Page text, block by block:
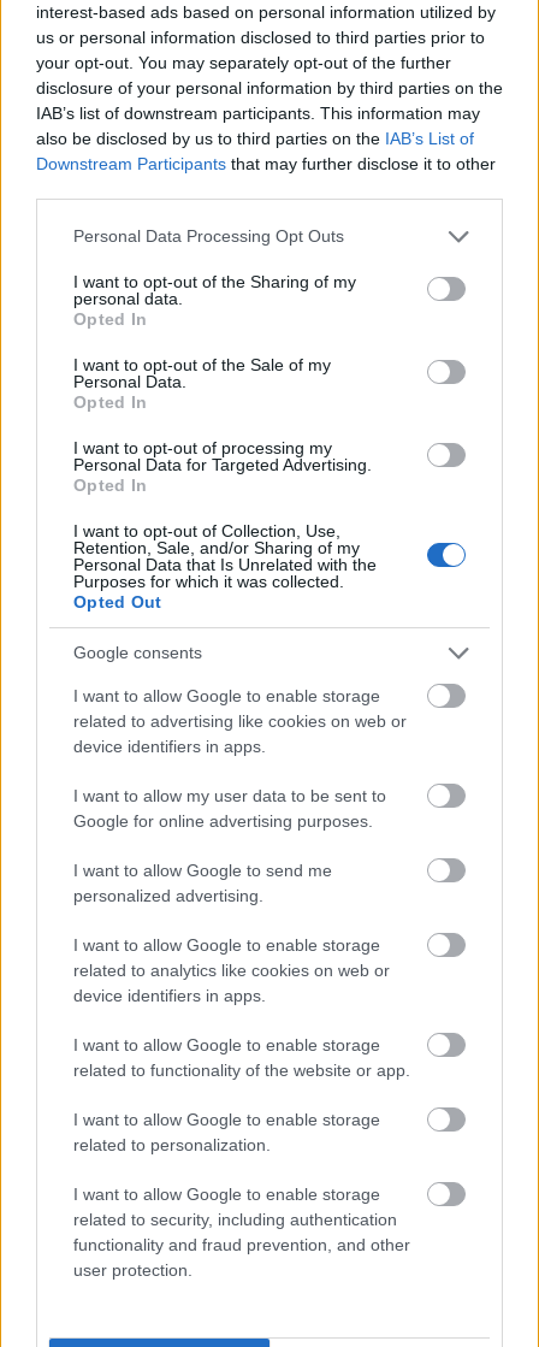
interest-based ads based on personal information utilized by
us or personal information disclosed to third parties prior to
your opt-out. You may separately opt-out of the further
disclosure of your personal information by third parties on the
IAB’s list of downstream participants. This information may
also be disclosed by us to third parties on the IAB’s List of
Downstream Participants that may further disclose it to other
Please note that this website/app uses one or more Google
not limited to your visit or usage behaviour. You may click to
grant or deny consent to Google and its third-party tags to
use your data for below specified purposes in below Google
consent section.
Personal Data Processing Opt Outs
I want to opt-out of the Sharing of my
personal data.
Opted In
I want to opt-out of the Sale of my
Personal Data.
Opted In
I want to opt-out of processing my
Personal Data for Targeted Advertising.
Opted In
I want to opt-out of Collection, Use,
Retention, Sale, and/or Sharing of my
Personal Data that Is Unrelated with the
Purposes for which it was collected.
Opted Out
Google consents
I want to allow Google to enable storage
related to advertising like cookies on web or
device identifiers in apps.
I want to allow my user data to be sent to
Google for online advertising purposes.
I want to allow Google to send me
personalized advertising.
I want to allow Google to enable storage
related to analytics like cookies on web or
device identifiers in apps.
I want to allow Google to enable storage
related to functionality of the website or app.
I want to allow Google to enable storage
related to personalization.
I want to allow Google to enable storage
related to security, including authentication
functionality and fraud prevention, and other
user protection.
τη ενίσχυση των ψηφιακών δεξιοτήτων, όπως το
πρόγραμμα “Ψηφιακή Ευρώπη” (Digital Europe
Programme) και το σχέδιο δράσης για την
ψηφιακή εκπαίδευση (Digital Education Action
Plan).
Από την πλευρά της, η AWS δεσμεύεται να
βελτιώσει την πρόσβαση στην κατάρτιση σε
ψηφιακές δεξιότητες. Έχουμε ήδη εφοδιάσει
900.000 άτομα σε όλη την Ευρώπη με δεξιότητες
υπολογιστικού νέφους ενώ η δέσμευσή μας, «AI
Ready» , στοχεύει στην παροχή δωρεάν
κατάρτισης σε δεξιότητες τεχνητής νοημοσύνης
σε άλλα 2 εκατομμύρια άτομα.
Προσπάθειες όπως αυτές θα προσφέρουν στην
Ευρώπη τις βάσεις που χρειάζεται για να
ξεκλειδώσει το ψηφιακό της μέλλον.
Τι θα επακολουθήσει μετά το
ευρωπαϊκό «έτος τεχνητής
νοημοσύνης»;
Οι ψηφιακές δεξιότητες είναι καθοριστικής
βελτίωση της πρόσβασης στην κατάρτιση είναι
πιο σημαντική από ποτέ. Η αξιοποίηση της
οικονομικής και κοινωνικής δυναμικής που
διατήρηση της αύξησης όσον αφορά την